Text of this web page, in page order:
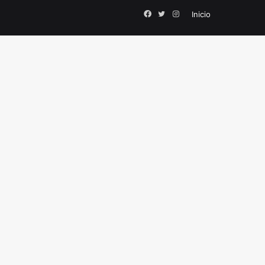
Inicio
Facebook
TwitterInstagram